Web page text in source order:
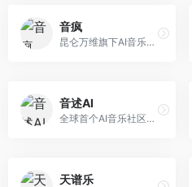
音疯
昆仑万维旗下AI音乐创作平台，专注于音乐内容生成。面向音乐爱好者和内容创作者，提供多种风格音乐生成，操作简便，创作速度快。
音述AI
全球首个AI音乐社区平台，整合创作与分享功能。面向音乐创作者和爱好者，提供音乐创作、作品分享、社区交流等服务，社区氛围活跃。
天谱乐